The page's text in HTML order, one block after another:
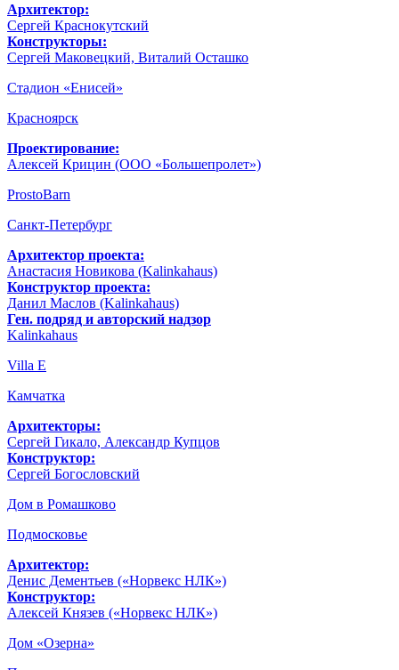
Архитектор:
Сергей Краснокутский
Конструкторы:
Сергей Маковецкий, Виталий Осташко
Стадион «Енисей»
Красноярск
Проектирование:
Алексей Крицин (ООО «Большепролет»)
ProstoBarn
Санкт-Петербург
Архитектор проекта:
Анастасия Новикова (Kalinkahaus)
Конструктор проекта:
Данил Маслов (Kalinkahaus)
Ген. подряд и авторский надзор
Kalinkahaus
Villa E
Камчатка
Архитекторы:
Сергей Гикало, Александр Купцов
Конструктор:
Сергей Богословский
Дом в Ромашково
Подмосковье
Архитектор:
Денис Дементьев («Норвекс НЛК»)
Конструктор:
Алексей Князев («Норвекс НЛК»)
Дом «Озерна»